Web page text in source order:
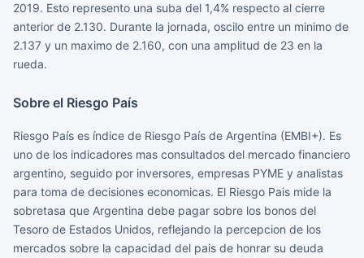
2019. Esto represento una suba del 1,4% respecto al cierre
anterior de 2.130. Durante la jornada, oscilo entre un minimo de
2.137 y un maximo de 2.160, con una amplitud de 23 en la
rueda.
Sobre el Riesgo País
Riesgo País es índice de Riesgo País de Argentina (EMBI+). Es
uno de los indicadores mas consultados del mercado financiero
argentino, seguido por inversores, empresas PYME y analistas
para toma de decisiones economicas. El Riesgo Pais mide la
sobretasa que Argentina debe pagar sobre los bonos del
Tesoro de Estados Unidos, reflejando la percepcion de los
mercados sobre la capacidad del pais de honrar su deuda